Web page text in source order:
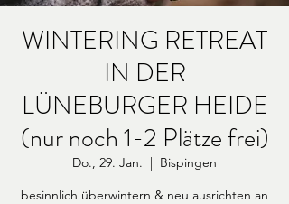
WINTERING RETREAT
IN DER
LÜNEBURGER HEIDE
(nur noch 1-2 Plätze frei)
Do., 29. Jan.
  |
Bispingen
besinnlich überwintern & neu ausrichten an